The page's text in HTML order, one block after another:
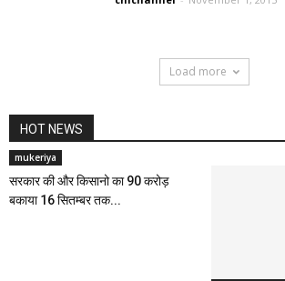
Load more
HOT NEWS
mukeriya
सरकार की और किसानो का 90 करोड़
बकाया 16 सितम्बर तक...